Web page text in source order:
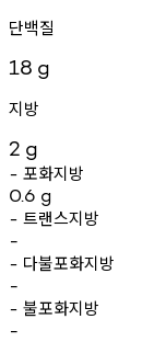
단백질
18 g
지방
2 g
- 포화지방
0.6 g
- 트랜스지방
-
- 다불포화지방
-
- 불포화지방
-